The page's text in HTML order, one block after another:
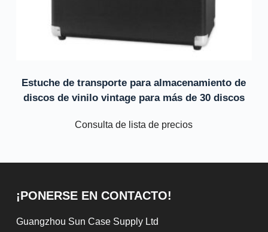
Estuche de transporte para almacenamiento de
discos de vinilo vintage para más de 30 discos
Consulta de lista de precios
¡PONERSE EN CONTACTO!
Guangzhou Sun Case Supply Ltd